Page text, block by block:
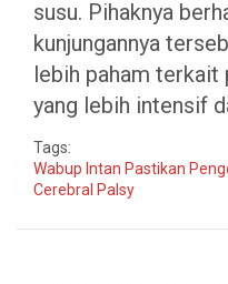
susu. Pihaknya
kunjungannya
lebih paham terkait
yang lebih intensif
Tags:
Wabup Intan Pastikan
Cerebral Palsy